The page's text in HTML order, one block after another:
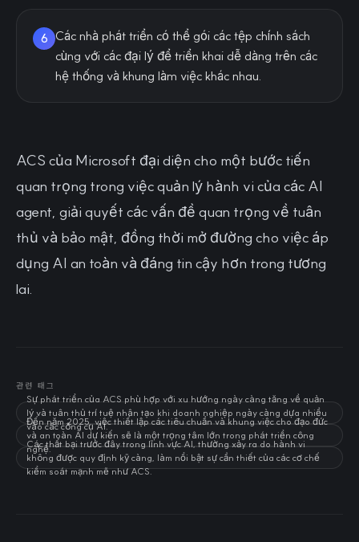
6
Các nhà phát triển có thể gói các tệp chính sách
cùng với các đại lý để triển khai dễ dàng trên các
hệ thống và khung làm việc khác nhau.
ACS của Microsoft đại diện cho một bước tiến
quan trọng trong việc quản lý hành vi của các AI
agent, giải quyết các vấn đề quan trọng về tuân
thủ và bảo mật, đồng thời mở đường cho việc áp
dụng AI an toàn và đáng tin cậy hơn trong tương
lai.
관련 태그
Sự phát triển của ACS phù hợp với xu hướng ngày càng tăng về quản
lý và tuân thủ trí tuệ nhân tạo khi doanh nghiệp ngày càng dựa nhiều
vào các công cụ AI.
Đến năm 2025, việc thiết lập các tiêu chuẩn và khung việc cho đạo đức
và an toàn AI dự kiến sẽ là một trọng tâm lớn trong phát triển công
nghệ.
Các thất bại trước đây trong lĩnh vực AI, thường xảy ra do hành vi
không được quy định kỹ càng, làm nổi bật sự cần thiết của các cơ chế
kiểm soát mạnh mẽ như ACS.